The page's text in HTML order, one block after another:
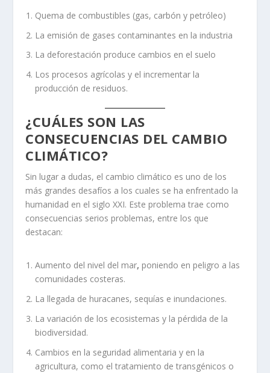
Quema de combustibles (gas, carbón y petróleo)
La emisión de gases contaminantes en la industria
La deforestación produce cambios en el suelo
Los procesos agrícolas y el incrementar la
producción de residuos.
¿CUÁLES SON LAS
CONSECUENCIAS DEL CAMBIO
CLIMÁTICO?
Sin lugar a dudas, el cambio climático es uno de los
más grandes desafíos a los cuales se ha enfrentado la
humanidad en el siglo XXI. Este problema trae como
consecuencias serios problemas, entre los que
destacan:
Aumento del nivel del mar, poniendo en peligro a las
comunidades costeras.
La llegada de huracanes, sequías e inundaciones.
La variación de los ecosistemas y la pérdida de la
biodiversidad.
Cambios en la seguridad alimentaria y en la
agricultura, como el tratamiento de transgénicos o